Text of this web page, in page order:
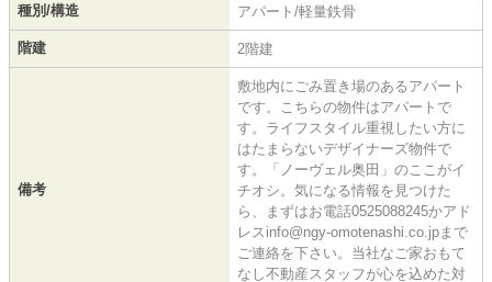
種別/構造 アパート/軽量鉄骨
階建 2階建
備考
敷地内にごみ置き場のあるアパート
です。こちらの物件はアパートで
す。ライフスタイル重視したい方に
はたまらないデザイナーズ物件で
す。「ノーヴェル奥田」のここがイ
チオシ。気になる情報を見つけた
ら、まずはお電話0525088245かアド
レスinfo@ngy-omotenashi.co.jpまで
ご連絡を下さい。当社なご家おもて
なし不動産スタッフが心を込めた対